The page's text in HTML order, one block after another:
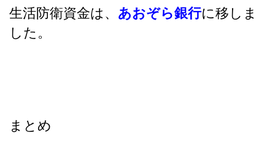
生活防衛資金は、 あおぞら銀行に移しま
した。
まとめ